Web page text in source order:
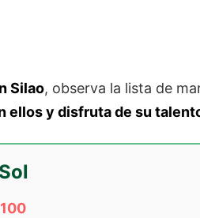
Silao, observa la lista de
ellos y disfruta de su